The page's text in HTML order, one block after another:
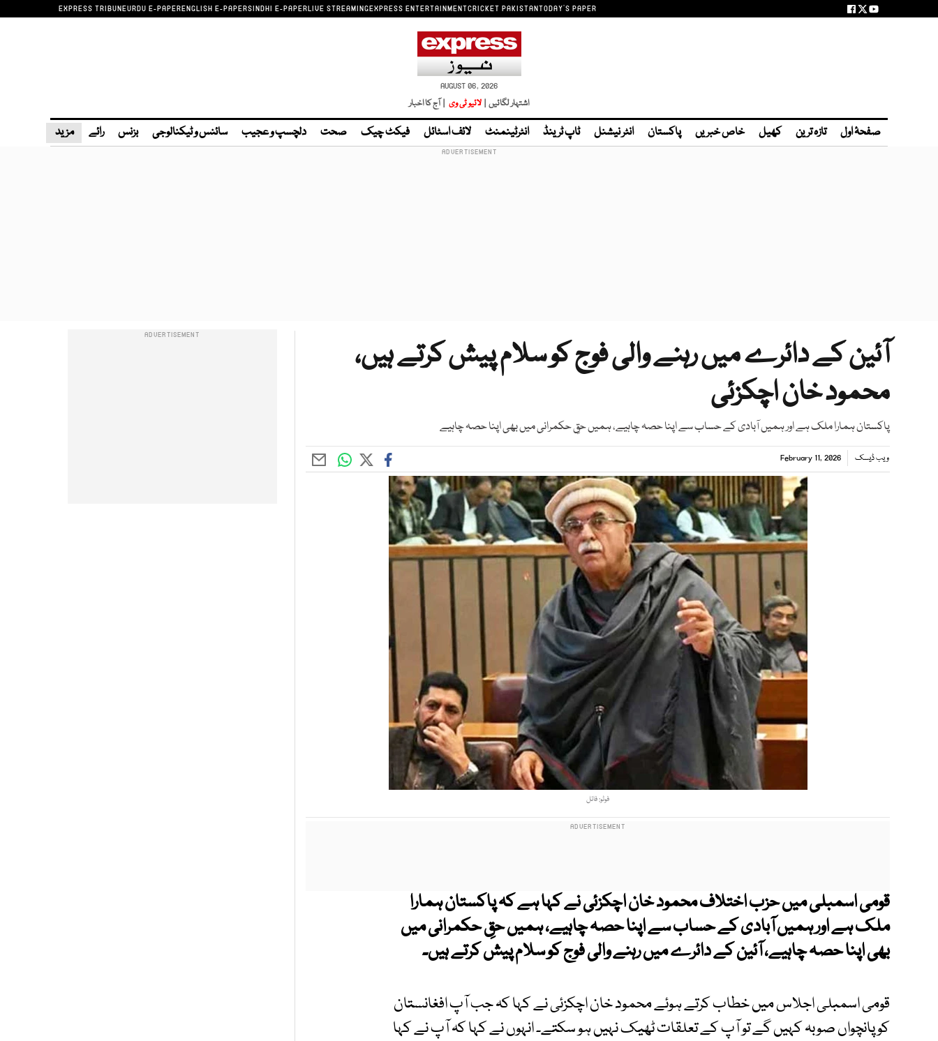
EXPRESS TRIBUNEURDU E-PAPERENGLISH E-PAPERSINDHI E-PAPERLIVE STREAMINGEXPRESS ENTERTAINMENTCRICKET PAKISTANTODAY'S PAPER
AUGUST 06, 2026
اشتہار لگائیں | لائیو ٹی وی | آج کا اخبار
صفحۂ اول تازہ ترین کھیل خاص خبریں پاکستان انٹر نیشنل ٹاپ ٹرینڈ انٹرٹینمنٹ لائف اسٹائل فیکٹ چیک صحت دلچسپ و عجیب سائنس و ٹیکنالوجی بزنس رائے مزید
آئین کے دائرے میں رہنے والی فوج کو سلام پیش کرتے ہیں،
محمود خان اچکزئی
پاکستان ہمارا ملک ہے اور ہمیں آبادی کے حساب سے اپنا حصہ چاہیے، ہمیں حقِ حکمرانی میں بھی اپنا حصہ چاہیے
ویب ڈیسک February 11, 2026
فوٹو: فائل
قومی اسمبلی میں حزب اختلاف محمود خان اچکزئی نے کہا ہے کہ پاکستان ہمارا
ملک ہے اور ہمیں آبادی کے حساب سے اپنا حصہ چاہیے، ہمیں حقِ حکمرانی میں
بھی اپنا حصہ چاہیے، آئین کے دائرے میں رہنے والی فوج کو سلام پیش کرتے ہیں۔
قومی اسمبلی اجلاس میں خطاب کرتے ہوئے محمود خان اچکزئی نے کہا کہ جب آپ افغانستان
کو پانچواں صوبہ کہیں گے تو آپ کے تعلقات ٹھیک نہیں ہو سکتے۔ انہوں نے کہا کہ آپ نے کہا